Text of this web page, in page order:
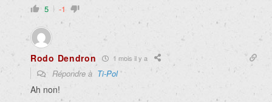
5 -1
Rodo Dendron 1 mois il y a
Répondre à Ti-Pol
Ah non!